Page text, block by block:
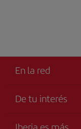
En la red
De tu interés